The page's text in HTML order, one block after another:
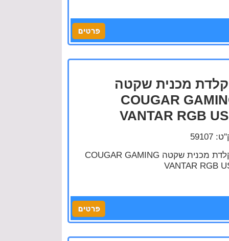
מכנית שקטה
COUGAR
VANTAR RGB
מקלדת מכנית שקטה COUGAR GAMING
VANTAR RGB